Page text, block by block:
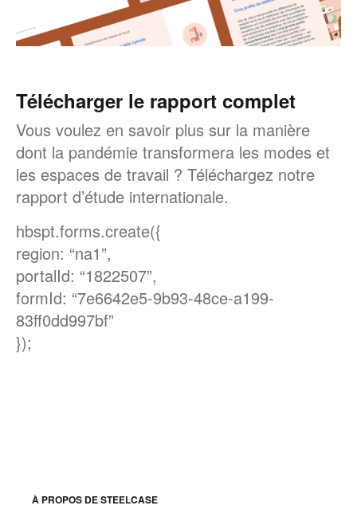
Télécharger le rapport complet
Vous voulez en savoir plus sur la manière
dont la pandémie transformera les modes et
les espaces de travail ? Téléchargez notre
rapport d’étude internationale.
hbspt.forms.create({
region: “na1”,
portalId: “1822507”,
formId: “7e6642e5-9b93-48ce-a199-
83ff0dd997bf”
});
À PROPOS DE STEELCASE